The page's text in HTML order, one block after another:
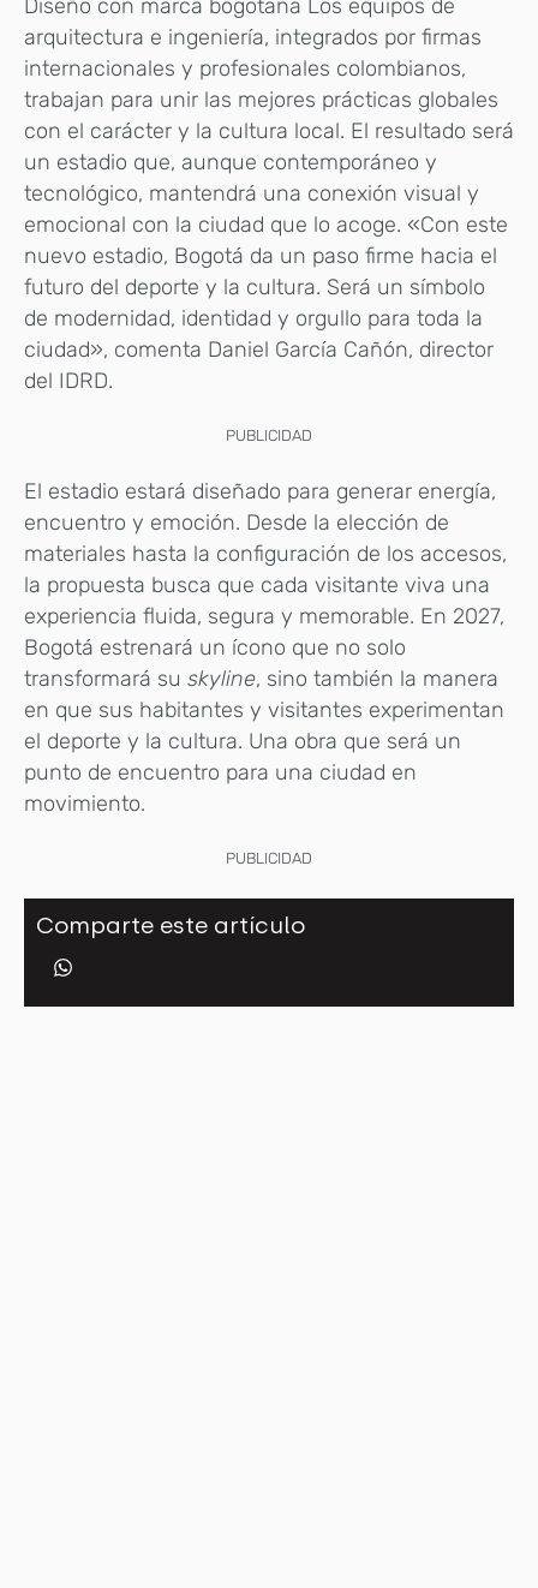
Diseño con marca bogotana Los equipos de
arquitectura e ingeniería, integrados por firmas
internacionales y profesionales colombianos,
trabajan para unir las mejores prácticas globales
con el carácter y la cultura local. El resultado será
un estadio que, aunque contemporáneo y
tecnológico, mantendrá una conexión visual y
emocional con la ciudad que lo acoge. «Con este
nuevo estadio, Bogotá da un paso firme hacia el
futuro del deporte y la cultura. Será un símbolo
de modernidad, identidad y orgullo para toda la
ciudad», comenta Daniel García Cañón, director
del IDRD.
PUBLICIDAD
El estadio estará diseñado para generar energía,
encuentro y emoción. Desde la elección de
materiales hasta la configuración de los accesos,
la propuesta busca que cada visitante viva una
experiencia fluida, segura y memorable. En 2027,
Bogotá estrenará un ícono que no solo
transformará su skyline, sino también la manera
en que sus habitantes y visitantes experimentan
el deporte y la cultura. Una obra que será un
punto de encuentro para una ciudad en
movimiento.
PUBLICIDAD
Comparte este artículo